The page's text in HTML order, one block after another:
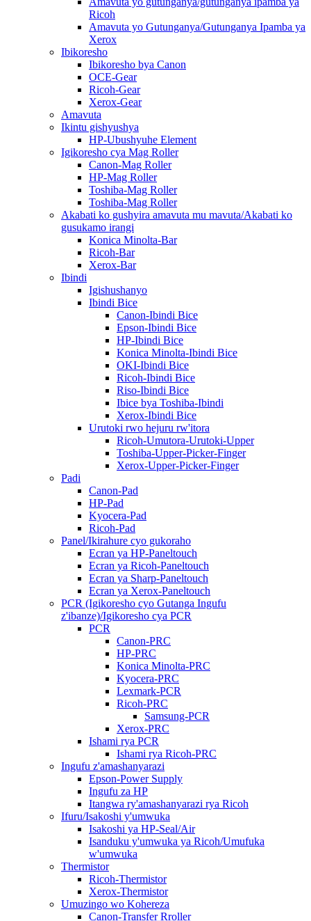
Ricoh
Amavuta yo Gutunganya/Gutunganya Ipamba ya
Xerox
Ibikoresho
Ibikoresho bya Canon
OCE-Gear
Ricoh-Gear
Xerox-Gear
Amavuta
Ikintu gishyushya
HP-Ubushyuhe Element
Igikoresho cya Mag Roller
Canon-Mag Roller
HP-Mag Roller
Toshiba-Mag Roller
Toshiba-Mag Roller
Akabati ko gushyira amavuta mu mavuta/Akabati ko
gusukamo irangi
Konica Minolta-Bar
Ricoh-Bar
Xerox-Bar
Ibindi
Igishushanyo
Ibindi Bice
Canon-Ibindi Bice
Epson-Ibindi Bice
HP-Ibindi Bice
Konica Minolta-Ibindi Bice
OKI-Ibindi Bice
Ricoh-Ibindi Bice
Riso-Ibindi Bice
Ibice bya Toshiba-Ibindi
Xerox-Ibindi Bice
Urutoki rwo hejuru rw'itora
Ricoh-Umutora-Urutoki-Upper
Toshiba-Upper-Picker-Finger
Xerox-Upper-Picker-Finger
Padi
Canon-Pad
HP-Pad
Kyocera-Pad
Ricoh-Pad
Panel/Ikirahure cyo gukoraho
Ecran ya HP-Paneltouch
Ecran ya Ricoh-Paneltouch
Ecran ya Sharp-Paneltouch
Ecran ya Xerox-Paneltouch
PCR (Igikoresho cyo Gutanga Ingufu
z'ibanze)/Igikoresho cya PCR
PCR
Canon-PRC
HP-PRC
Konica Minolta-PRC
Kyocera-PRC
Lexmark-PCR
Ricoh-PRC
Samsung-PCR
Xerox-PRC
Ishami rya PCR
Ishami rya Ricoh-PRC
Ingufu z'amashanyarazi
Epson-Power Supply
Ingufu za HP
Itangwa ry'amashanyarazi rya Ricoh
Ifuru/Isakoshi y'umwuka
Isakoshi ya HP-Seal/Air
Isanduku y'umwuka ya Ricoh/Umufuka
w'umwuka
Thermistor
Ricoh-Thermistor
Xerox-Thermistor
Umuzingo wo Kohereza
Canon-Transfer Rroller